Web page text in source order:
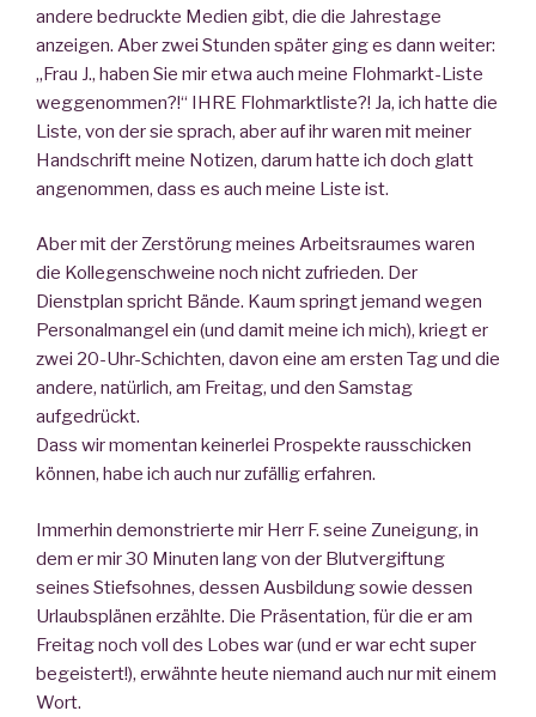
andere bedruckte Medien gibt, die die Jahrestage
anzeigen. Aber zwei Stunden später ging es dann weiter:
„Frau J., haben Sie mir etwa auch meine Flohmarkt-Liste
weggenommen?!“ IHRE Flohmarktliste?! Ja, ich hatte die
Liste, von der sie sprach, aber auf ihr waren mit meiner
Handschrift meine Notizen, darum hatte ich doch glatt
angenommen, dass es auch meine Liste ist.
Aber mit der Zerstörung meines Arbeitsraumes waren
die Kollegenschweine noch nicht zufrieden. Der
Dienstplan spricht Bände. Kaum springt jemand wegen
Personalmangel ein (und damit meine ich mich), kriegt er
zwei 20-Uhr-Schichten, davon eine am ersten Tag und die
andere, natürlich, am Freitag, und den Samstag
aufgedrückt.
Dass wir momentan keinerlei Prospekte rausschicken
können, habe ich auch nur zufällig erfahren.
Immerhin demonstrierte mir Herr F. seine Zuneigung, in
dem er mir 30 Minuten lang von der Blutvergiftung
seines Stiefsohnes, dessen Ausbildung sowie dessen
Urlaubsplänen erzählte. Die Präsentation, für die er am
Freitag noch voll des Lobes war (und er war echt super
begeistert!), erwähnte heute niemand auch nur mit einem
Wort.